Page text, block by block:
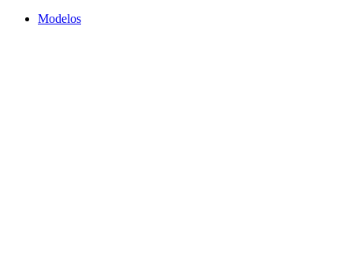
Modelos